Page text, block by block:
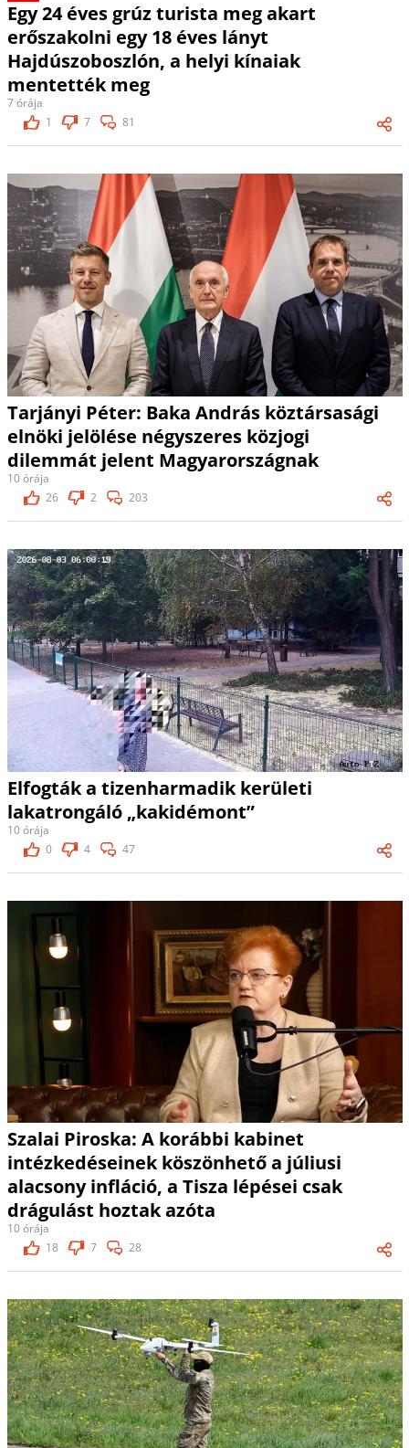
Egy 24 éves grúz turista meg akart
erőszakolni egy 18 éves lányt
Hajdúszoboszlón, a helyi kínaiak
mentették meg
7 órája
1
7 81
Tarjányi Péter: Baka András köztársasági
elnöki jelölése négyszeres közjogi
dilemmát jelent Magyarországnak
10 órája
26
2 203
Elfogták a tizenharmadik kerületi
lakatrongáló „kakidémont”
10 órája
0
4 47
Szalai Piroska: A korábbi kabinet
intézkedéseinek köszönhető a júliusi
alacsony infláció, a Tisza lépései csak
drágulást hoztak azóta
10 órája
18
7 28